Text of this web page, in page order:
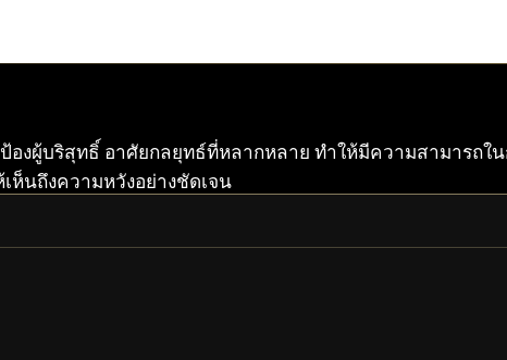
งผู้บริสุทธิ์ อาศัยกลยุทธ์ที่หลากหลาย ทำให้มีความสามารถใ
ห็นถึงความหวังอย่างชัดเจน